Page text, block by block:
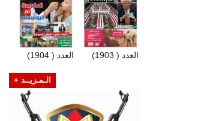
العدد ( 1904) العدد ( 1903)
الـمـزيــد +